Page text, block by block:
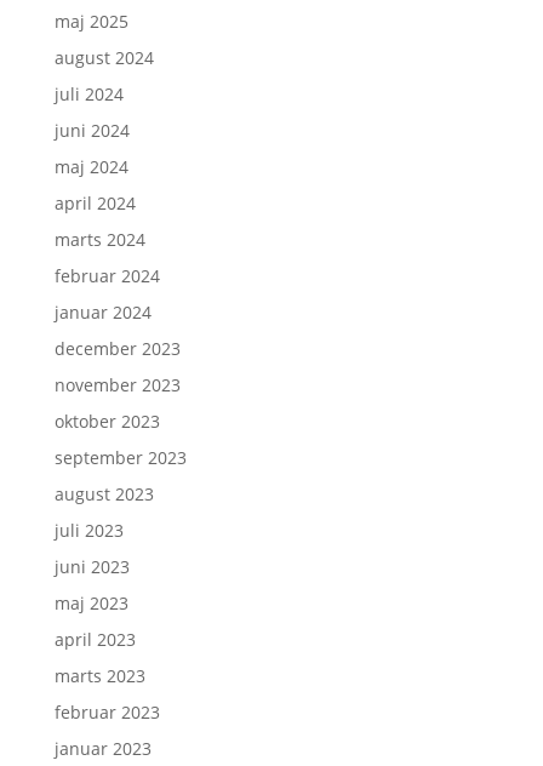
maj 2025
august 2024
juli 2024
juni 2024
maj 2024
april 2024
marts 2024
februar 2024
januar 2024
december 2023
november 2023
oktober 2023
september 2023
august 2023
juli 2023
juni 2023
maj 2023
april 2023
marts 2023
februar 2023
januar 2023